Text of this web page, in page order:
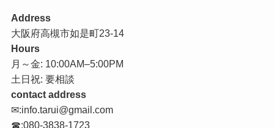
Address
大阪府高槻市如是町23-14
Hours
月～金: 10:00AM–5:00PM
土日祝: 要相談
contact address
✉:info.tarui@gmail.com
☎:080-3838-1723